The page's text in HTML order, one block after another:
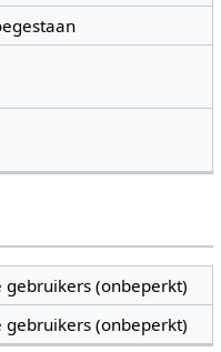
gebruikers (onbeperkt)
gebruikers (onbeperkt)